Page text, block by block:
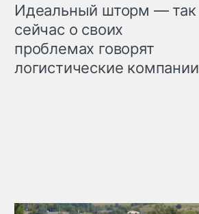
Идеальный шторм — так
сейчас о своих
проблемах говорят
логистические компании